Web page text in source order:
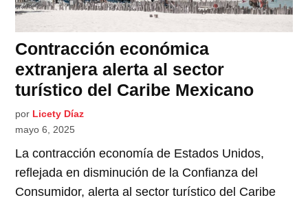
Contracción económica
extranjera alerta al sector
turístico del Caribe Mexicano
por Licety Díaz
mayo 6, 2025
La contracción economía de Estados Unidos,
reflejada en disminución de la Confianza del
Consumidor, alerta al sector turístico del Caribe